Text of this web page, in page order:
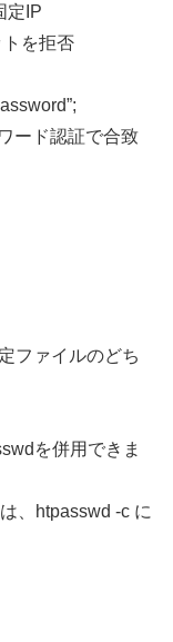
定IP
を拒否
ード認証で合致
ファイルのどち
を併用できま
、htpasswd -c に